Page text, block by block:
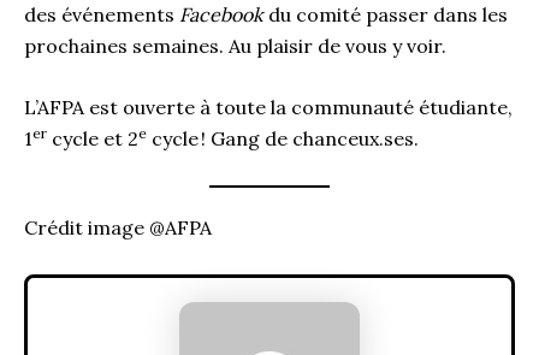
des événements Facebookdu comité passer dans les
prochaines semaines. Au plaisir de vous y voir.
L’AFPA est ouverte à toute la communauté étudiante,
1er cycle et 2e cycle ! Gang de chanceux.ses.
Crédit image @AFPA